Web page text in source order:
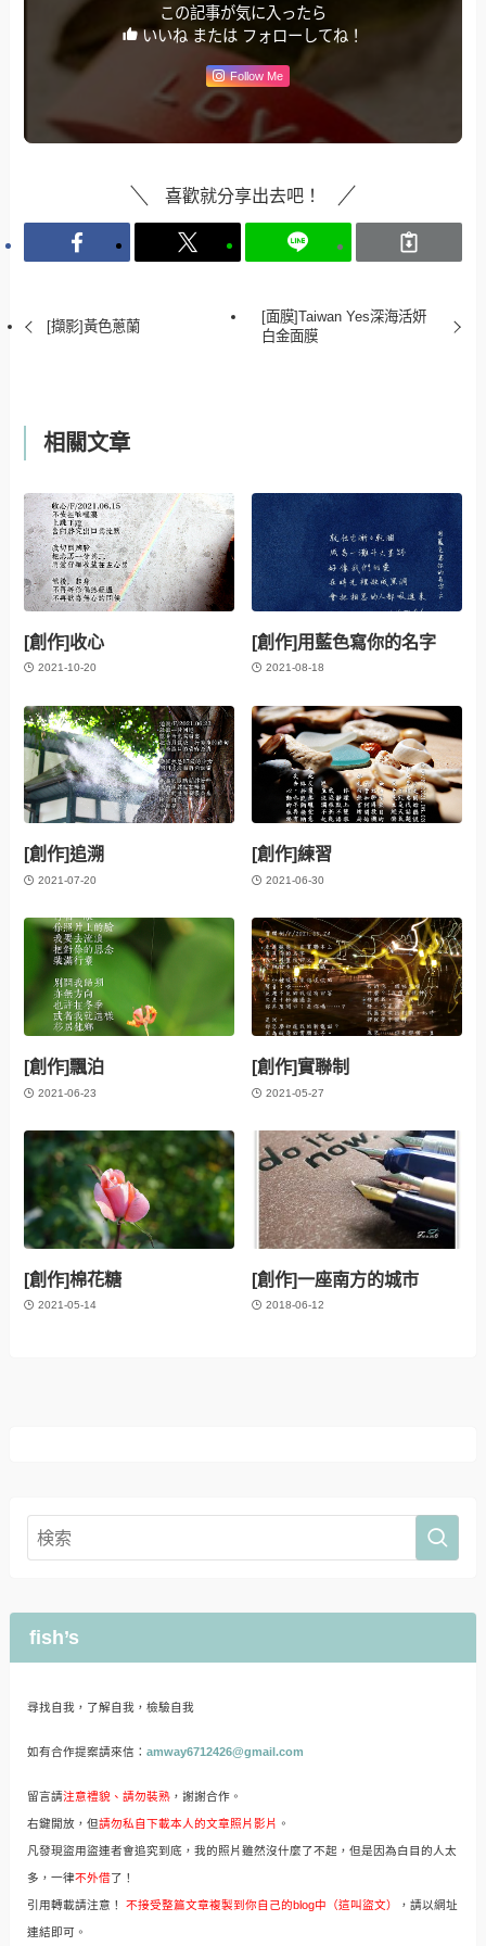
この記事が気に入ったら
いいね または フォローしてね！
Follow Me
喜歡就分享出去吧！
[擷影]黃色蔥蘭
[面膜]Taiwan Yes深海活妍
白金面膜
相關文章
[創作]收心
2021-10-20
[創作]用藍色寫你的名字
2021-08-18
[創作]追溯
2021-07-20
[創作]練習
2021-06-30
[創作]飄泊
2021-06-23
[創作]實聯制
2021-05-27
[創作]棉花糖
2021-05-14
[創作]一座南方的城市
2018-06-12
fish’s
尋找自我，了解自我，檢驗自我
如有合作提案請來信： amway6712426@gmail.com
留言請注意禮貌、請勿裝熟，謝謝合作。
右鍵開放，但請勿私自下載本人的文章照片影片 。
凡發現盜用盜連者會追究到底，我的照片雖然沒什麼了不起，但是因為白目的人太
多，一律不外借了！
引用轉載請注意！ 不接受整篇文章複製到你自己的blog中（這叫盜文） ，請以網址
連結即可。